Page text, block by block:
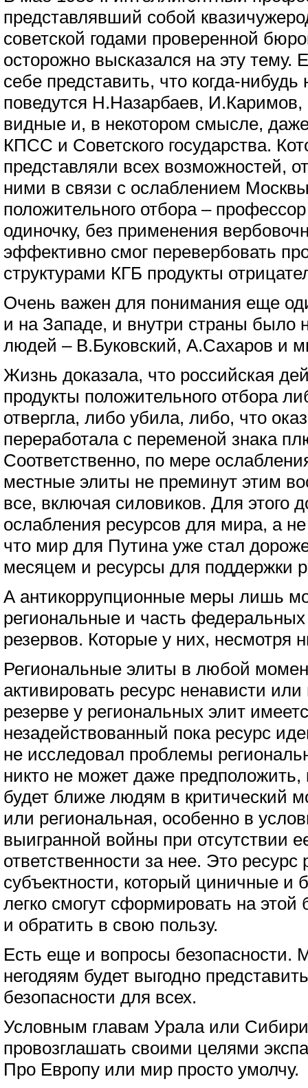
представлявший собой
советской годами проверенной
осторожно высказался на эту тему.
себе представить, что когда-нибудь
поведутся Н.Назарбаев,
видные и, в некотором смысле,
КПСС и Советского государства.
представляли всех возможностей,
ними в связи с ослаблением
положительного отбора –
одиночку, без применения
эффективно смог перевербовать
структурами КГБ продукты
Очень важен для понимания еще
и на Западе, и внутри страны было
людей – В.Буковский, А.Сахаров и
Жизнь доказала, что российская
продукты положительного отбора
отвергла, либо убила, либо, что
переработала с переменой знака
Соответственно, по мере
местные элиты не преминут этим
все, включая силовиков. Для этого
ослабления ресурсов для мира, а
что мир для Путина уже стал
месяцем и ресурсы для поддержки
А антикоррупционные меры лишь
региональные и часть федеральных
резервов. Которые у них, несмотря
Региональные элиты в любой
активировать ресурс ненависти
резерве у региональных элит
незадействованный пока ресурс
не исследовал проблемы
никто не может даже предположить,
будет ближе людям в критический
или региональная, особенно в
выигранной войны при отсутствии
ответственности за нее. Это ресурс
субъектности, который циничные и
легко смогут сформировать на этой
и обратить в свою пользу.
Есть еще и вопросы безопасности.
негодяям будет выгодно
безопасности для всех.
Условным главам Урала или Сибири
провозглашать своими целями
Про Европу или мир просто умолчу.